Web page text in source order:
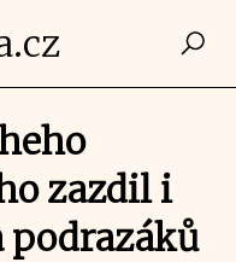
zazdil i
podrazáků